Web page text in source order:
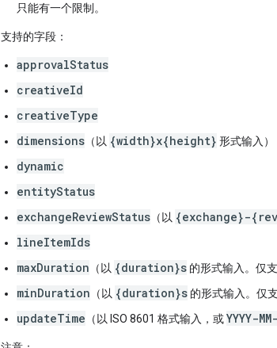
只能有一个限制。
支持的字段：
approvalStatus
creativeId
creativeType
dimensions （以 {width}x{height} 形式输入）
dynamic
entityStatus
exchangeReviewStatus （以 {exchange}-
lineItemIds
maxDuration （以 {duration}s 的形式输入。仅支
minDuration （以 {duration}s 的形式输入。仅支
updateTime （以 ISO 8601 格式输入，或YYYY-